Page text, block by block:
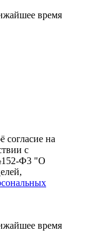
время
согласие на
с
Ф3 "О
время